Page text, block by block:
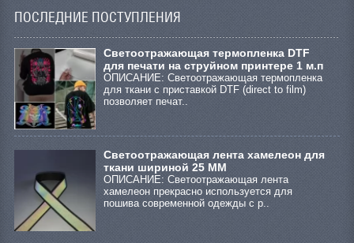
ПОСЛЕДНИЕ ПОСТУПЛЕНИЯ
Cветоотражающая термопленка DTF
для печати на струйном принтере 1 м.п
ОПИСАНИЕ: Светоотражающая термопленка
для ткани с приставкой DTF (direct to film)
позволяет печат..
Светоотражающая лента хамелеон для
ткани шириной 25 ММ
ОПИСАНИЕ: Светоотражающая лента
хамелеон прекрасно используется для
пошива современной одежды с р..